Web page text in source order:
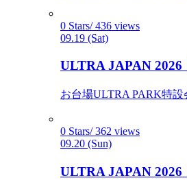
0 Stars/ 436 views
09.19 (Sat)
ULTRA JAPAN 2026
お台場ULTRA PARK特設
0 Stars/ 362 views
09.20 (Sun)
ULTRA JAPAN 2026